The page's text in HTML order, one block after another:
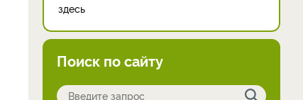
здесь
Поиск по сайту